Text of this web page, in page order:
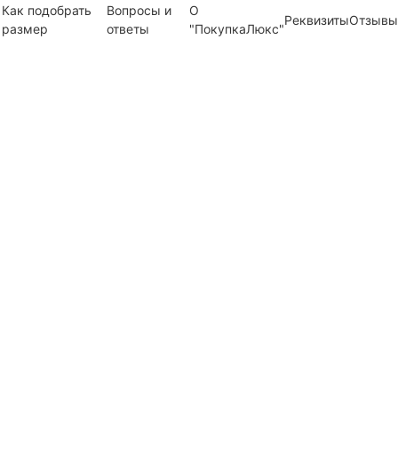
Как подобрать
размер
Вопросы и
ответы
О
"ПокупкаЛюкс"
РеквизитыОтзывы